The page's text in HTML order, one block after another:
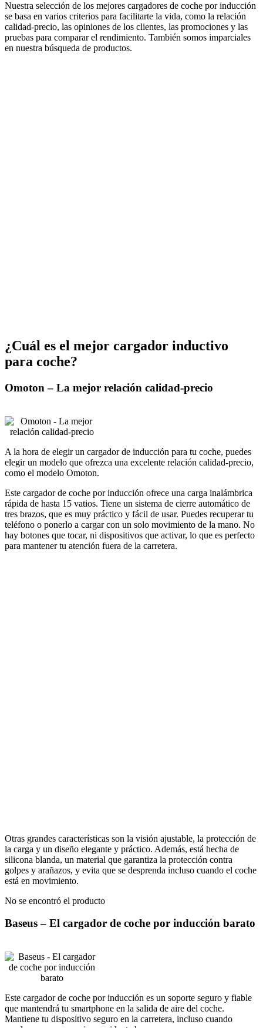
Nuestra selección de los mejores cargadores de coche por inducción
se basa en varios criterios para facilitarte la vida, como la relación
calidad-precio, las opiniones de los clientes, las promociones y las
pruebas para comparar el rendimiento. También somos imparciales
en nuestra búsqueda de productos.
¿Cuál es el mejor cargador inductivo
para coche?
Omoton – La mejor relación calidad-precio
A la hora de elegir un cargador de inducción para tu coche, puedes
elegir un modelo que ofrezca una excelente relación calidad-precio,
como el modelo Omoton.
Este cargador de coche por inducción ofrece una carga inalámbrica
rápida de hasta 15 vatios. Tiene un sistema de cierre automático de
tres brazos, que es muy práctico y fácil de usar. Puedes recuperar tu
teléfono o ponerlo a cargar con un solo movimiento de la mano. No
hay botones que tocar, ni dispositivos que activar, lo que es perfecto
para mantener tu atención fuera de la carretera.
Otras grandes características son la visión ajustable, la protección de
la carga y un diseño elegante y práctico. Además, está hecha de
silicona blanda, un material que garantiza la protección contra
golpes y arañazos, y evita que se desprenda incluso cuando el coche
está en movimiento.
No se encontró el producto
Baseus – El cargador de coche por inducción barato
Este cargador de coche por inducción es un soporte seguro y fiable
que mantendrá tu smartphone en la salida de aire del coche.
Mantiene tu dispositivo seguro en la carretera, incluso cuando